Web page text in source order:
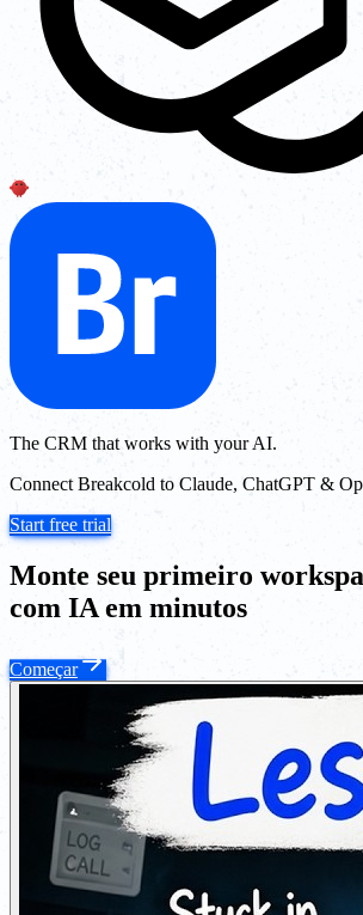
The CRM that works with your AI.
Connect Breakcold to Claude, ChatGPT &
Start free trial
Monte seu primeiro
com IA em minutos
Começar